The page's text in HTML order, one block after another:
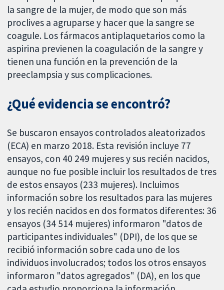
la sangre de la mujer, de modo que son más
proclives a agruparse y hacer que la sangre se
coagule. Los fármacos antiplaquetarios como la
aspirina previenen la coagulación de la sangre y
tienen una función en la prevención de la
preeclampsia y sus complicaciones.
¿Qué evidencia se encontró?
Se buscaron ensayos controlados aleatorizados
(ECA) en marzo 2018. Esta revisión incluye 77
ensayos, con 40 249 mujeres y sus recién nacidos,
aunque no fue posible incluir los resultados de tres
de estos ensayos (233 mujeres). Incluimos
información sobre los resultados para las mujeres
y los recién nacidos en dos formatos diferentes: 36
ensayos (34 514 mujeres) informaron "datos de
participantes individuales" (DPI), de los que se
recibió información sobre cada uno de los
individuos involucrados; todos los otros ensayos
informaron "datos agregados" (DA), en los que